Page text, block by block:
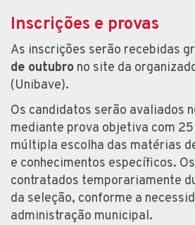
Inscrições e provas
As inscrições serão recebidas
de outubro no site da
(Unibave).
Os candidatos serão avaliados
mediante prova objetiva com
múltipla escolha das matérias
e conhecimentos específicos.
contratados temporariamente
da seleção, conforme a
administração municipal.